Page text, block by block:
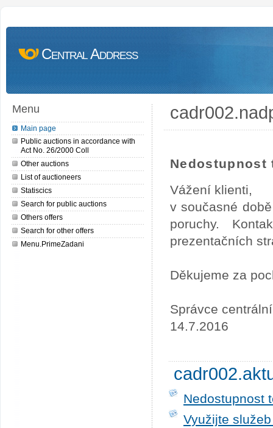
Central Address
Menu
Main page
Public auctions in accordance with
Act No. 26/2000 Coll
Other auctions
List of auctioneers
Statiscics
Search for public auctions
Others offers
Search for other offers
Menu.PrimeZadani
Nedostupnost
Vážení klienti,
v současné
poruchy.
prezentačních
Děkujeme za
Správce
14.7.2016
Nedostupnost
Využijte